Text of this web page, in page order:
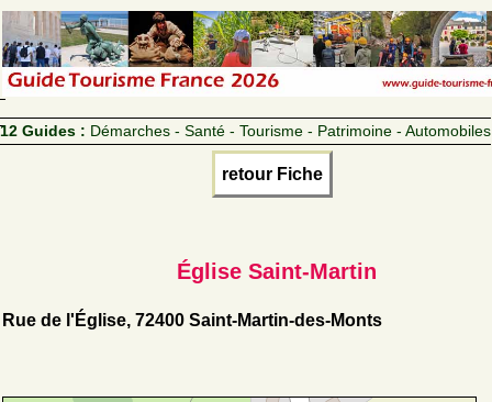
12 Guides : Démarches - Santé - Tourisme - Patrimoine - Automobiles
retour Fiche
Église Saint-Martin
Rue de l'Église, 72400 Saint-Martin-des-Monts